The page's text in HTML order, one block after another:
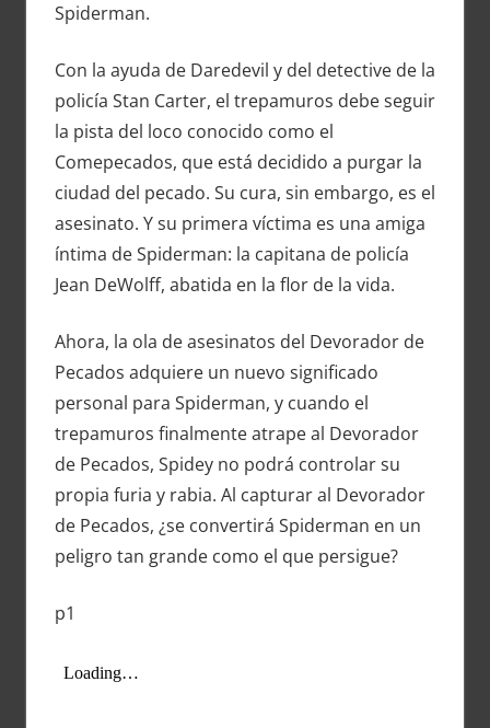
Spiderman.
Con la ayuda de Daredevil y del detective de la
policía Stan Carter, el trepamuros debe seguir
la pista del loco conocido como el
Comepecados, que está decidido a purgar la
ciudad del pecado. Su cura, sin embargo, es el
asesinato. Y su primera víctima es una amiga
íntima de Spiderman: la capitana de policía
Jean DeWolff, abatida en la flor de la vida.
Ahora, la ola de asesinatos del Devorador de
Pecados adquiere un nuevo significado
personal para Spiderman, y cuando el
trepamuros finalmente atrape al Devorador
de Pecados, Spidey no podrá controlar su
propia furia y rabia. Al capturar al Devorador
de Pecados, ¿se convertirá Spiderman en un
peligro tan grande como el que persigue?
p1